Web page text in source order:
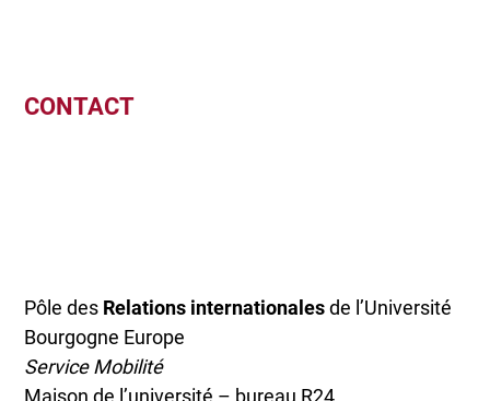
CONTACT
Pôle des Relations internationalesde l’Université
Bourgogne Europe
Service Mobilité
Maison de l’université – bureau R24